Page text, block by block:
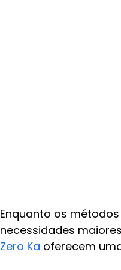
Enquanto os
necessidades
Zero Ka oferecem